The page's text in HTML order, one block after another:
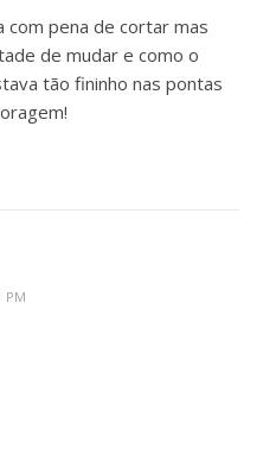
com pena de cortar mas
de mudar e como o
tão fininho nas pontas
PM